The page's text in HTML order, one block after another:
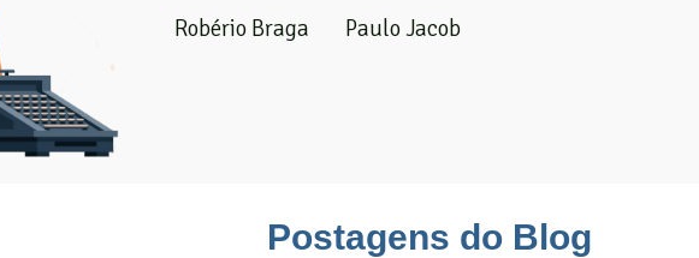
Robério Braga Paulo Jacob
Postagens do Blog